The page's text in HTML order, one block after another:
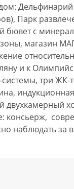
Парк
бювет с
магазин
и к
три
консьерж,
наблюдать